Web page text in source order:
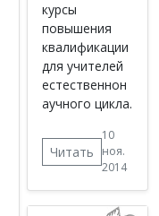
курсы
повышения
квалификации
для учителей
естественнон
аучного цикла.
Читать
10
ноя.
2014